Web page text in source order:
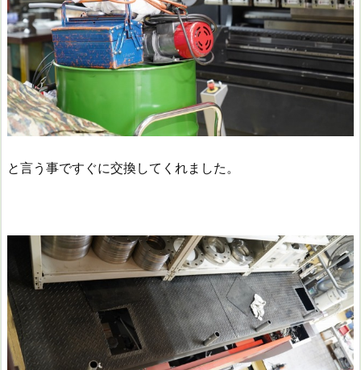
と言う事ですぐに交換してくれました。